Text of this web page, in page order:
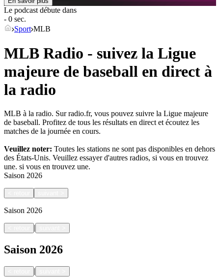
Le podcast débute dans
- 0 sec.
Sport MLB
MLB Radio - suivez la Ligue
majeure de baseball en direct à
la radio
MLB à la radio. Sur radio.fr, vous pouvez suivre la Ligue majeure
de baseball. Profitez de tous les résultats en direct et écoutez les
matches de la journée en cours.
Veuillez noter: Toutes les stations ne sont pas disponibles en dehors
des États-Unis. Veuillez essayer d'autres radios, si vous en trouvez
une. si vous en trouvez une.
Saison 2026
Saison 2026
|
Saison 2026
|